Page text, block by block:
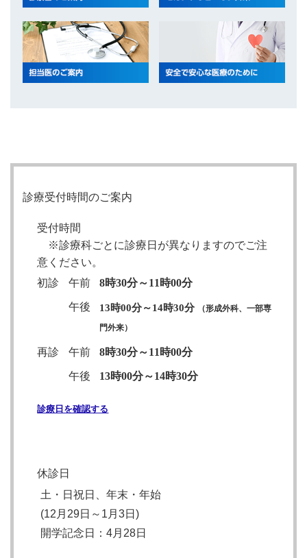
診療受付時間のご案内
受付時間
※診療科ごとに診療日が異なりますのでご注
意ください。
初診
午前 8時30分～11時00分
午後 13時00分～14時30分
（形成外科、一部専
門外来）
再診 午前 8時30分～11時00分
午後 13時00分～14時30分
診療日を確認する
休診日
土・日祝日、年末・年始
(12月29日～1月3日)
開学記念日
：4月28日